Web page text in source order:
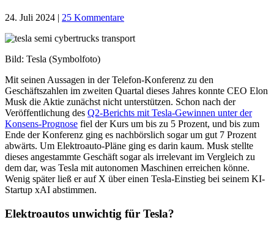
24. Juli 2024 | 25 Kommentare
Bild: Tesla (Symbolfoto)
Mit seinen Aussagen in der Telefon-Konferenz zu den
Geschäftszahlen im zweiten Quartal dieses Jahres konnte CEO Elon
Musk die Aktie zunächst nicht unterstützen. Schon nach der
Veröffentlichung des Q2-Berichts mit Tesla-Gewinnen unter der
Konsens-Prognose fiel der Kurs um bis zu 5 Prozent, und bis zum
Ende der Konferenz ging es nachbörslich sogar um gut 7 Prozent
abwärts. Um Elektroauto-Pläne ging es darin kaum. Musk stellte
dieses angestammte Geschäft sogar als irrelevant im Vergleich zu
dem dar, was Tesla mit autonomen Maschinen erreichen könne.
Wenig später ließ er auf X über einen Tesla-Einstieg bei seinem KI-
Startup xAI abstimmen.
Elektroautos unwichtig für Tesla?